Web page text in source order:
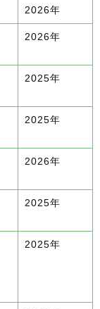
2026年
2026年
2025年
2025年
2026年
2025年
2025年